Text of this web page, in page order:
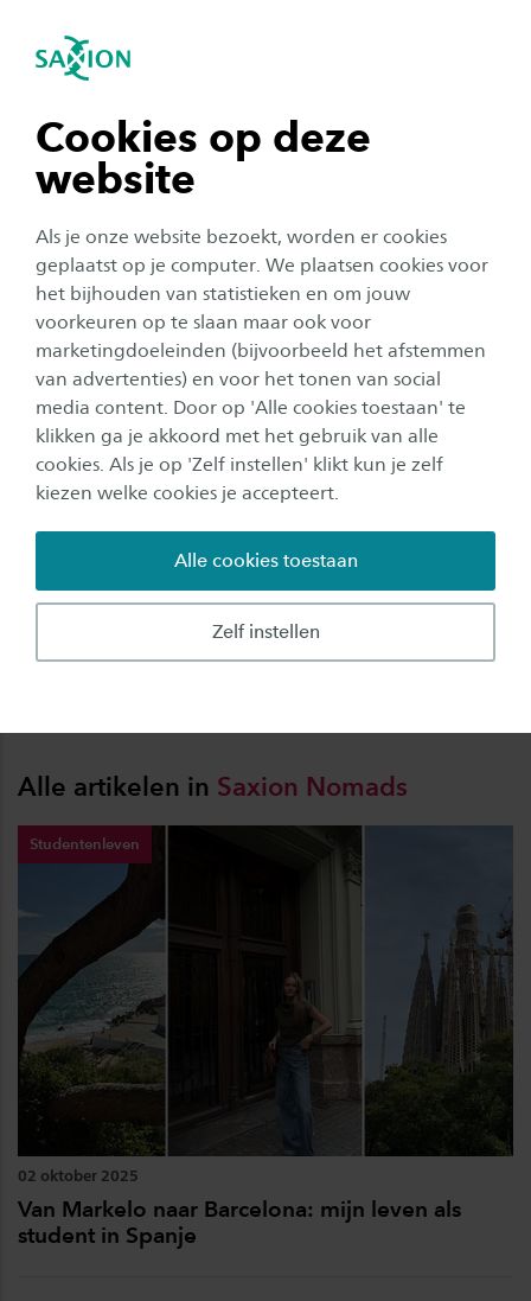
Cookies op deze
website
Als je onze website bezoekt, worden er cookies
geplaatst op je computer. We plaatsen cookies voor
het bijhouden van statistieken en om jouw
voorkeuren op te slaan maar ook voor
marketingdoeleinden (bijvoorbeeld het afstemmen
van advertenties) en voor het tonen van social
media content. Door op 'Alle cookies toestaan' te
klikken ga je akkoord met het gebruik van alle
cookies. Als je op 'Zelf instellen' klikt kun je zelf
kiezen welke cookies je accepteert.
Zelf instellen
Alle cookies toestaan
Navigatie openen
tonen
tonen
tonen
tonen
sluiten
Saxion Nomads
Veel studenten hebben het op hun bucketlist
staan: reizen. Maar waarom wachten tot je je
papiertje hebt? Elk jaar slaan tal van Saxion-
Alle artikelen in Saxion Nomads
Studentenleven
02 oktober 2025
Van Markelo naar Barcelona: mijn leven als
student in Spanje